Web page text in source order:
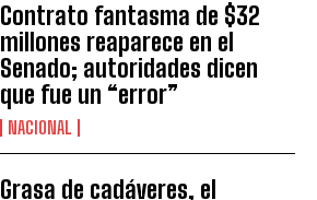
Contrato fantasma de $32
millones reaparece en el
Senado; autoridades dicen
que fue un “error”
NACIONAL
Grasa de cadáveres, el